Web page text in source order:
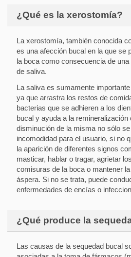
¿Qué es la xerostomía?
La xerostomía, también conocida
es una afección bucal en la que se
la boca como consecuencia de
de saliva.
La saliva es sumamente
ya que arrastra los restos de
bacterias que se adhieren a los
bucal y ayuda a la remineralización
disminución de la misma no sólo
incomodidad para el usuario, si no
la aparición de diferentes signos
masticar, hablar o tragar, agrietar
comisuras de la boca o mantener
áspera. Si no se trata, puede
enfermedades de encías o
¿Qué produce la
Las causas de la sequedad bucal